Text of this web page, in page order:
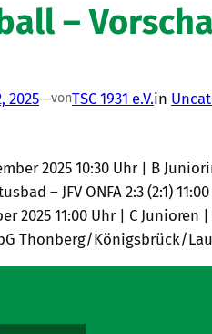
–
2025—vonTSC 1931 e.V.in
2025 10:30 Uhr | B
– JFV ONFA 2:3 (2:1)
2025 11:00 Uhr | C Junioren
Thonberg/Königsbrück/